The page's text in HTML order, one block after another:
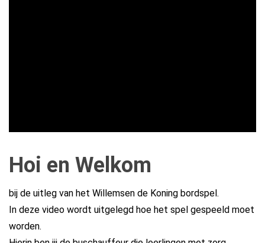
Hoi en Welkom
bij de uitleg van het Willemsen de Koning bordspel.
In deze video wordt uitgelegd hoe het spel gespeeld moet
worden.